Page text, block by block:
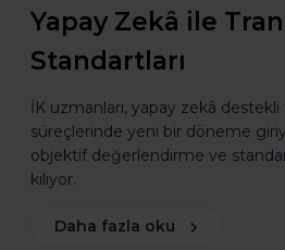
Yapay Zekâ ile
Standartları
İK uzmanları, yapay zekâ
süreçlerinde yeni bir döneme
objektif değerlendirme ve
kılıyor.
Daha fazla oku